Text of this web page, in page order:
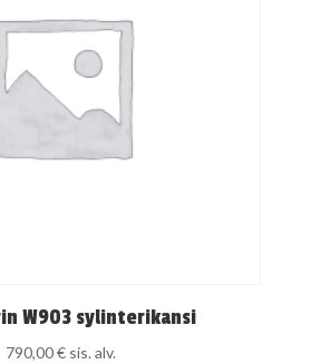
W903 sylinterikansi
790,00€ sis. alv.